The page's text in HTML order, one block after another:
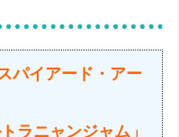
パイアード・アー
ラニャンジャム」